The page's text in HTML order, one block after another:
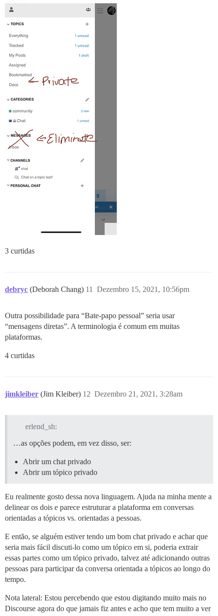
3 curtidas
debryc (Deborah Chang) Dezembro 15, 2021, 10:56pm
11
Outra possibilidade para “Bate-papo pessoal” seria usar
“mensagens diretas”. A terminologia é comum em muitas
plataformas.
4 curtidas
jimkleiber (Jim Kleiber) Dezembro 21, 2021, 3:28am
12
erlend_sh:
…as opções podem, em vez disso, ser:
Abrir um chat privado
Abrir um tópico privado
Eu realmente gosto dessa nova linguagem. Ajuda na minha mente a
delinear os dois e parece estruturar a plataforma em conversas
orientadas a tópicos vs. orientadas a pessoas.
E então, se alguém estiver tendo um bom chat privado e achar que
seria mais fácil discuti-lo como um tópico em si, poderia extrair
essas partes como um tópico privado, talvez até adicionando outras
pessoas para participar da conversa orientada a tópicos ao longo do
tempo.
Nota lateral: Estou percebendo que estou digitando muito mais no
Discourse agora do que jamais fiz antes e acho que tem muito a ver